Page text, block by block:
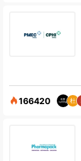
166420